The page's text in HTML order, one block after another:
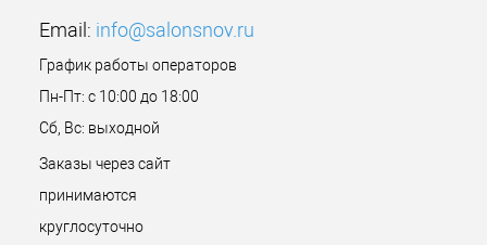
Email: info@salonsnov.ru
График работы операторов
Пн-Пт: с 10:00 до 18:00
Сб, Вс: выходной
Заказы через сайт
принимаются
круглосуточно